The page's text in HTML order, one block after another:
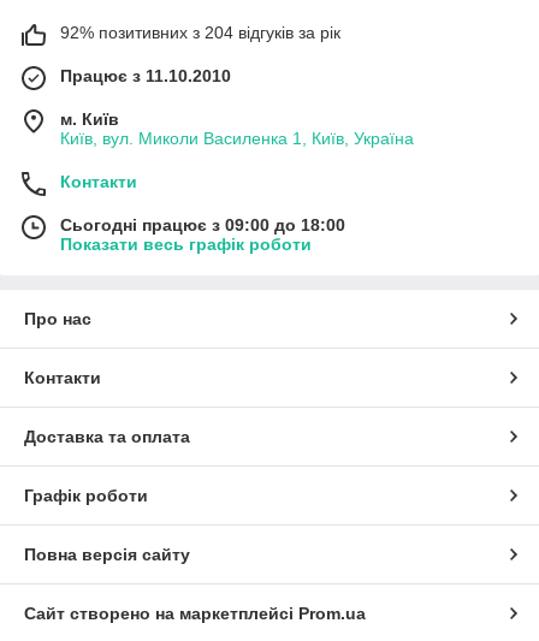
92% позитивних з 204 відгуків за рік
Працює з 11.10.2010
м. Київ
Київ, вул. Миколи Василенка 1, Київ, Україна
Контакти
Сьогодні працює з 09:00 до 18:00
Показати весь графік роботи
Про нас
Контакти
Доставка та оплата
Графік роботи
Повна версія сайту
Сайт створено на маркетплейсі Prom.ua